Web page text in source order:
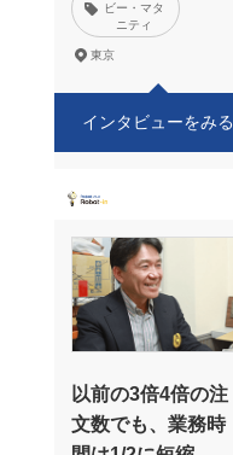
ビー・マタ
ニティ
東京
インタビューをみる
以前の3倍4倍の注
文数でも、業務時